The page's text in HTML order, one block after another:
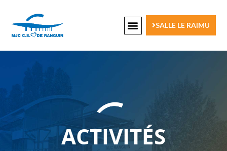
SALLE LE RAIMU
ACTIVITÉS